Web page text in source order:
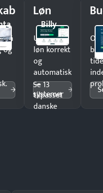
på
og
Løn
Billy
Udbetal
løn korrekt
og
automatisk
—
tilpasset
danske
Se 13
systemer